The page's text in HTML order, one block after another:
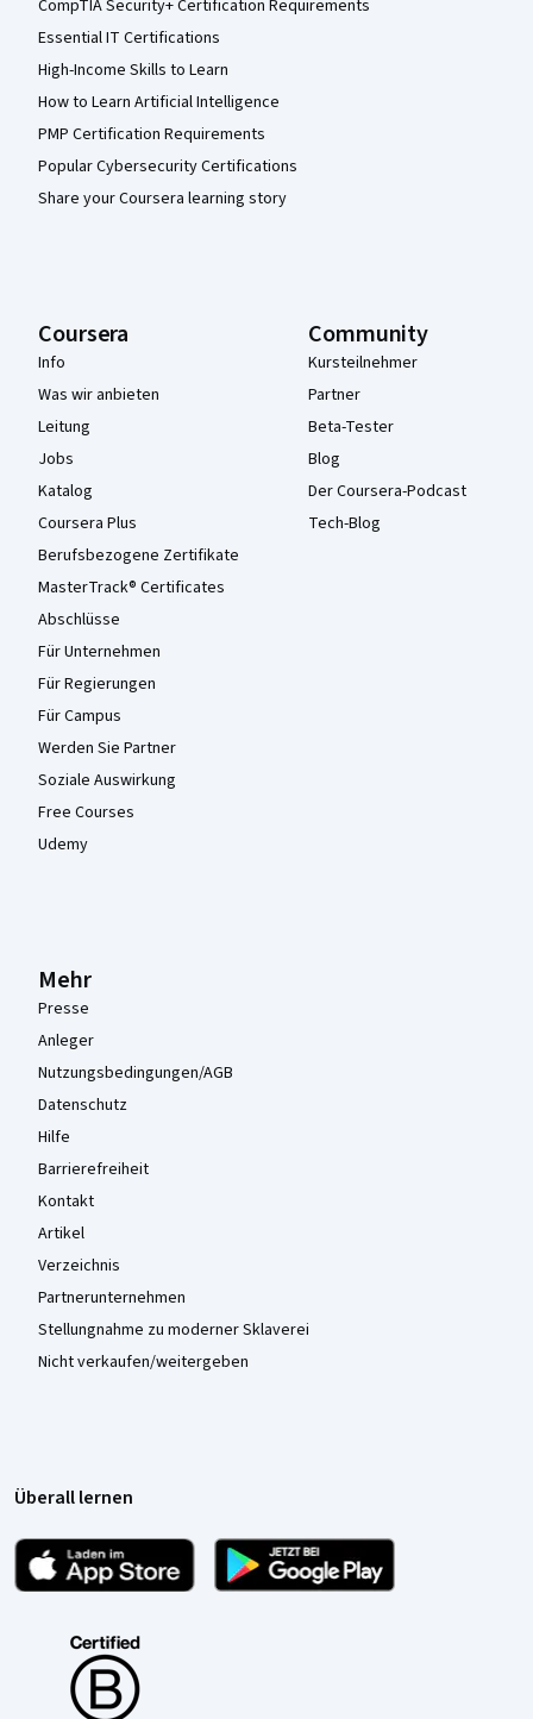
CompTIA Security+ Certification Requirements
Essential IT Certifications
High-Income Skills to Learn
How to Learn Artificial Intelligence
PMP Certification Requirements
Popular Cybersecurity Certifications
Share your Coursera learning story
Coursera
Info
Was wir anbieten
Leitung
Jobs
Katalog
Coursera Plus
Berufsbezogene Zertifikate
MasterTrack® Certificates
Abschlüsse
Für Unternehmen
Für Regierungen
Für Campus
Werden Sie Partner
Soziale Auswirkung
Free Courses
Udemy
Community
Kursteilnehmer
Partner
Beta-Tester
Blog
Der Coursera-Podcast
Tech-Blog
Mehr
Presse
Anleger
Nutzungsbedingungen/AGB
Datenschutz
Hilfe
Barrierefreiheit
Kontakt
Artikel
Verzeichnis
Partnerunternehmen
Stellungnahme zu moderner Sklaverei
Nicht verkaufen/weitergeben
Überall lernen